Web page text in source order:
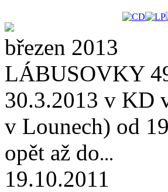
březen 2013
LÁBUSOVKY
30.3.2013 v KD
v Lounech) od
opět až do...
19.10.2011